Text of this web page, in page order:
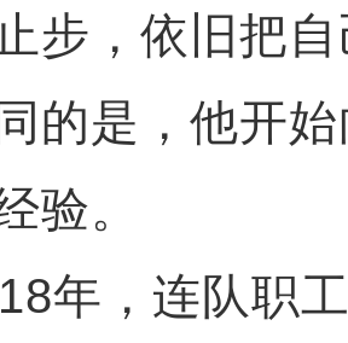
步，依旧把自
的是，他开
验。
，连队职工